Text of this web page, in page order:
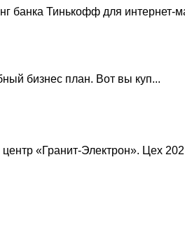
банка Тинькофф для интернет-
бизнес план. Вот вы куп...
«Гранит-Электрон». Цех